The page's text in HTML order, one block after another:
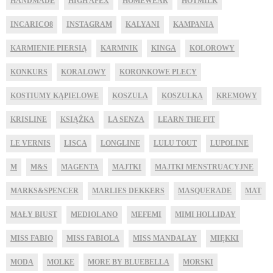
INCARICO8 INSTAGRAM KALYANI KAMPANIA
KARMIENIE PIERSIĄ KARMNIK KINGA KOLOROWY
KONKURS KORALOWY KORONKOWE PLECY
KOSTIUMY KĄPIELOWE KOSZULA KOSZULKA KREMOWY
KRISLINE KSIĄŻKA LA SENZA LEARN THE FIT
LE VERNIS LISCA LONGLINE LULU TOUT LUPOLINE
M M&S MAGENTA MAJTKI MAJTKI MENSTRUACYJNE
MARKS&SPENCER MARLIES DEKKERS MASQUERADE MAT
MAŁY BIUST MEDIOLANO MEFEMI MIMI HOLLIDAY
MISS FABIO MISS FABIOLA MISS MANDALAY MIĘKKI
MODA MOLKE MORE BY BLUEBELLA MORSKI